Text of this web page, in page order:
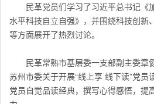
民革党员们学习了习近平总书记《
水平科技自立自强》，并围绕科技创新
等方面展开了热烈讨论。
民革常熟市基层委一支部副主委章
苏州市委关于开展“线上享 线下读”党
党员自觉品读经典，撰写心得感悟，提